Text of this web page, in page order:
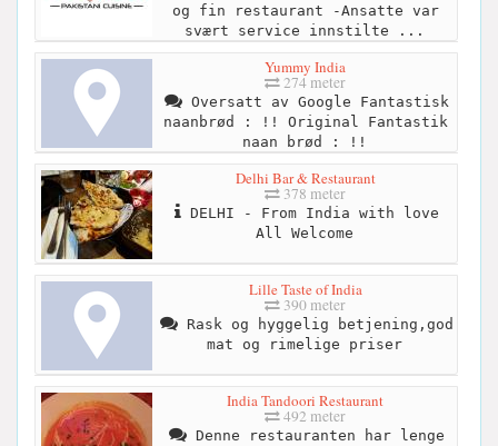
og fin restaurant -Ansatte var
svært service innstilte ...
Yummy India
274 meter
Oversatt av Google Fantastisk
naanbrød : !! Original Fantastik
naan brød : !!
Delhi Bar & Restaurant
378 meter
DELHI - From India with love
All Welcome
Lille Taste of India
390 meter
Rask og hyggelig betjening,god
mat og rimelige priser
India Tandoori Restaurant
492 meter
Denne restauranten har lenge